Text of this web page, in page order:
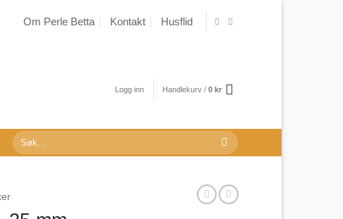
Om Perle Betta Kontakt Husflid
Logg inn Handlekurv / 0 kr
Søk
etter: